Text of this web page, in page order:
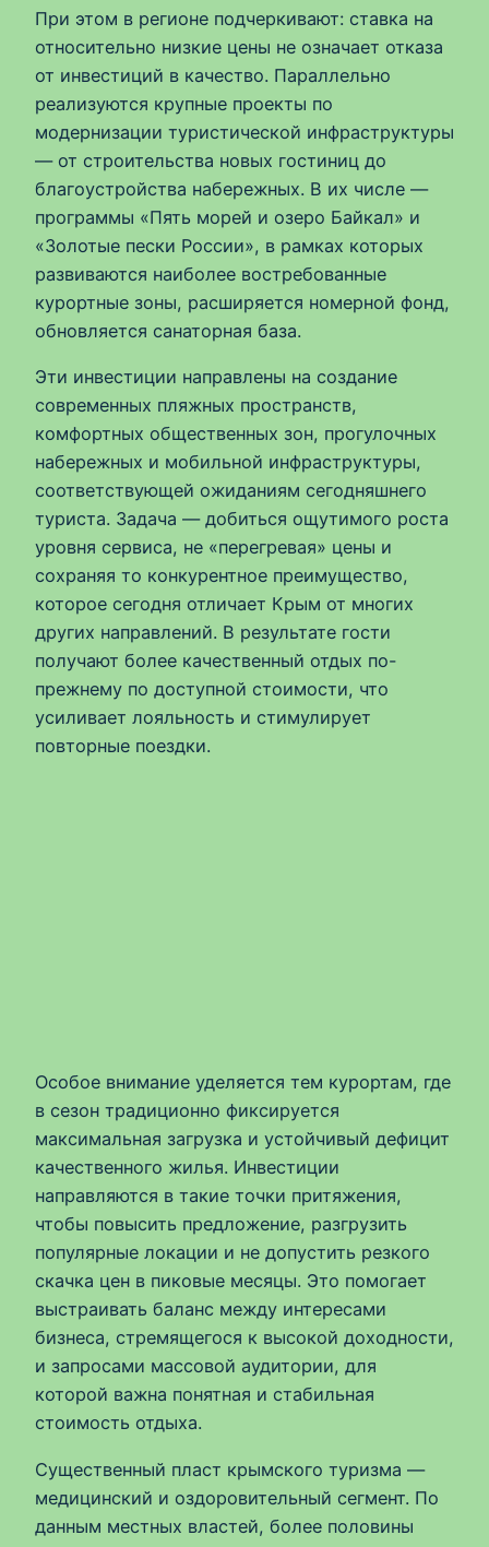
При этом в регионе подчеркивают: ставка на
относительно низкие цены не означает отказа
от инвестиций в качество. Параллельно
реализуются крупные проекты по
модернизации туристической инфраструктуры
— от строительства новых гостиниц до
благоустройства набережных. В их числе —
программы «Пять морей и озеро Байкал» и
«Золотые пески России», в рамках которых
развиваются наиболее востребованные
курортные зоны, расширяется номерной фонд,
обновляется санаторная база.
Эти инвестиции направлены на создание
современных пляжных пространств,
комфортных общественных зон, прогулочных
набережных и мобильной инфраструктуры,
соответствующей ожиданиям сегодняшнего
туриста. Задача — добиться ощутимого роста
уровня сервиса, не «перегревая» цены и
сохраняя то конкурентное преимущество,
которое сегодня отличает Крым от многих
других направлений. В результате гости
получают более качественный отдых по-
прежнему по доступной стоимости, что
усиливает лояльность и стимулирует
повторные поездки.
Особое внимание уделяется тем курортам, где
в сезон традиционно фиксируется
максимальная загрузка и устойчивый дефицит
качественного жилья. Инвестиции
направляются в такие точки притяжения,
чтобы повысить предложение, разгрузить
популярные локации и не допустить резкого
скачка цен в пиковые месяцы. Это помогает
выстраивать баланс между интересами
бизнеса, стремящегося к высокой доходности,
и запросами массовой аудитории, для
которой важна понятная и стабильная
стоимость отдыха.
Существенный пласт крымского туризма —
медицинский и оздоровительный сегмент. По
данным местных властей, более половины